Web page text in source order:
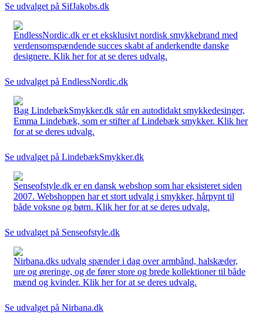
Se udvalget på SifJakobs.dk
EndlessNordic.dk er et eksklusivt nordisk smykkebrand med
verdensomspændende succes skabt af anderkendte danske
designere. Klik her for at se deres udvalg.
Se udvalget på EndlessNordic.dk
Bag LindebækSmykker.dk står en autodidakt smykkedesinger,
Emma Lindebæk, som er stifter af Lindebæk smykker. Klik her
for at se deres udvalg.
Se udvalget på LindebækSmykker.dk
Senseofstyle.dk er en dansk webshop som har eksisteret siden
2007. Webshoppen har et stort udvalg i smykker, hårpynt til
både voksne og børn. Klik her for at se deres udvalg.
Se udvalget på Senseofstyle.dk
Nirbana.dks udvalg spænder i dag over armbånd, halskæder,
ure og øreringe, og de fører store og brede kollektioner til både
mænd og kvinder. Klik her for at se deres udvalg.
Se udvalget på Nirbana.dk